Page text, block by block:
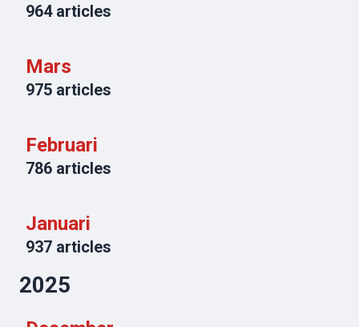
964articles
Mars
975 articles
Februari
786 articles
Januari
937 articles
2025